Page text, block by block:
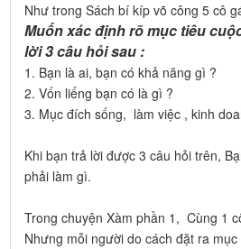
Như trong Sách bí kíp võ công 5 cô
Muốn xác định rõ mục tiêu
lời 3 câu hỏi sau :
1. Bạn là ai, bạn có khả năng gì ?
2. Vốn liếng bạn có là gì ?
3. Mục đích sống, làm việc , kinh
Khi bạn trả lời được 3 câu hỏi trên,
phải làm gì.
Trong chuyện Xàm phần 1, Cùng 1
Nhưng mỗi người do cách đặt ra